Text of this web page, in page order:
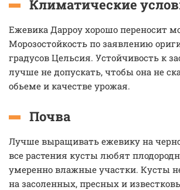
Климатические
Ежевика Дарроу хорошо переносит
Морозостойкость по заявлению
градусов Цельсия. Устойчивость к
лучше не допускать, чтобы она не
обьеме и качестве урожая.
Почва
Лучше выращивать ежевику на
все растения кусты любят
умеренно влажные участки. Кусты
на засоленных, пресных и